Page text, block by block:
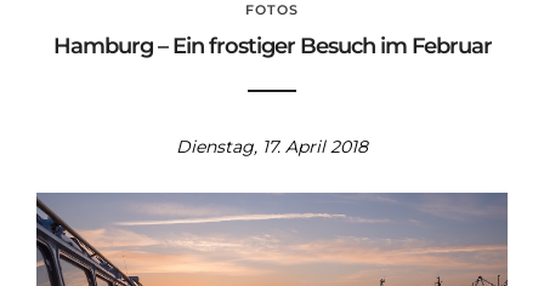
FOTOS
Hamburg – Ein frostiger Besuch im Februar
Dienstag, 17. April 2018